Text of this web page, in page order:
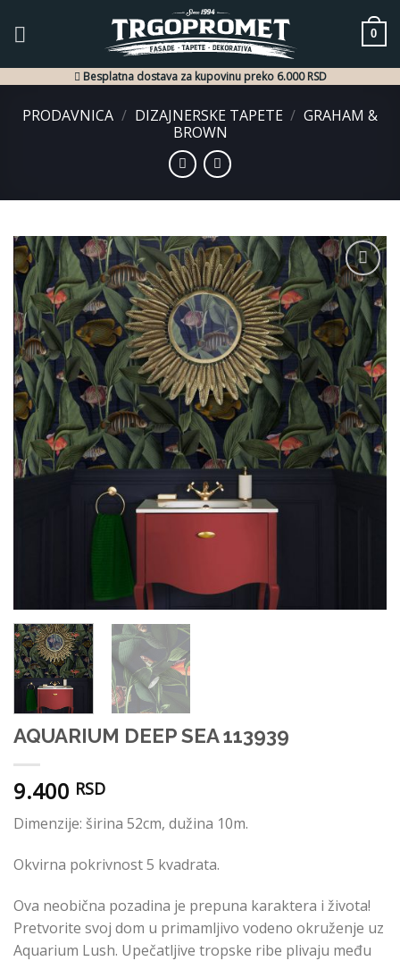
0
Besplatna dostava za kupovinu preko 6.000 RSD
PRODAVNICA / DIZAJNERSKE TAPETE / GRAHAM &
BROWN
Dodaj
u listu
želja
AQUARIUM DEEP SEA 113939
9.400 RSD
Dimenzije: širina 52cm, dužina 10m.
Okvirna pokrivnost 5 kvadrata.
Ova neobična pozadina je prepuna karaktera i života!
Pretvorite svoj dom u primamljivo vodeno okruženje uz
Aquarium Lush. Upečatljive tropske ribe plivaju među